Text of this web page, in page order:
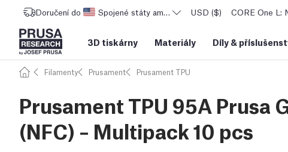
Doručení do Spojené státy americké USD ($) CORE One L:
3D tiskárny Materiály Díly &
Filamenty Prusament Prusament TPU
Prusament TPU 95A Prusa
(NFC) – Multipack 10 pcs